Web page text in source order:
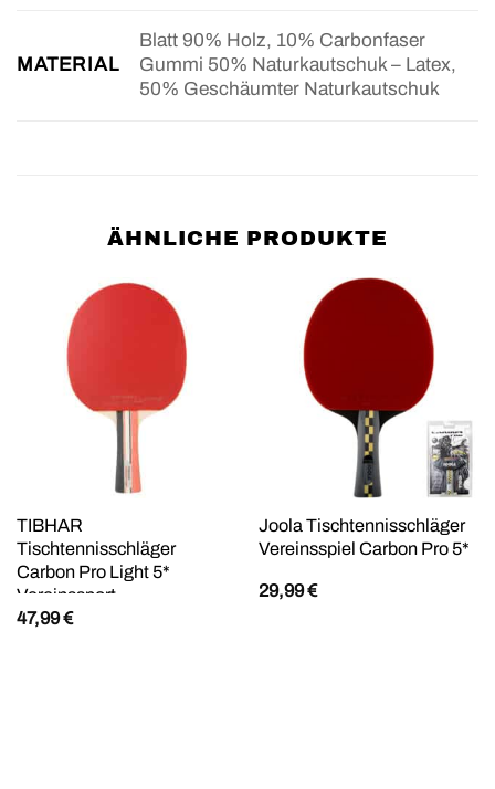
MATERIAL
Blatt 90% Holz, 10% Carbonfaser
Gummi 50% Naturkautschuk – Latex,
50% Geschäumter Naturkautschuk
ÄHNLICHE PRODUKTE
TIBHAR
Tischtennisschläger
Carbon Pro Light 5*
Vereinssport
47,99€
Joola Tischtennisschläger
Vereinsspiel Carbon Pro 5*
29,99€